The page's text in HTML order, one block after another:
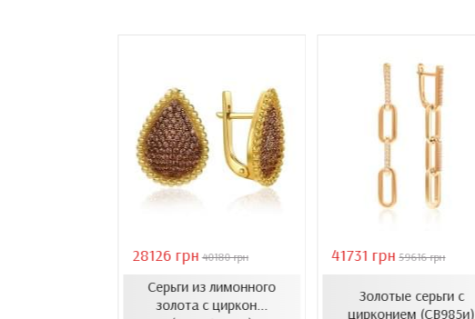
28126 грн 40180 грн
Серьги из лимонного
золота с циркон...
41731 грн 59616 грн
Золотые серьги с
цирконием (СВ985и)